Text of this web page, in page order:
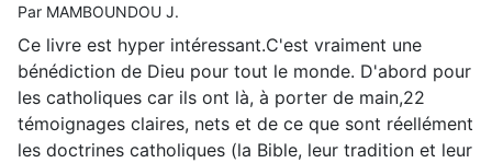
Par MAMBOUNDOU J.
Ce livre est hyper intéressant.C'est vraiment une
bénédiction de Dieu pour tout le monde. D'abord pour
les catholiques car ils ont là, à porter de main,22
témoignages claires, nets et de ce que sont réellément
les doctrines catholiques (la Bible, leur tradition et leur